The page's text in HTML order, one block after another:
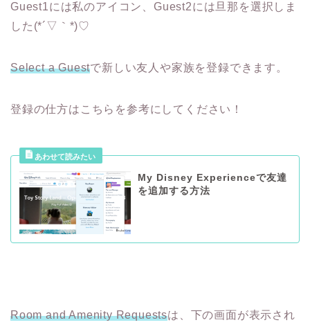
Guest1には私のアイコン、Guest2には旦那を選択しま
した(*´▽｀*)♡
Select a Guestで新しい友人や家族を登録できます。
登録の仕方はこちらを参考にしてください！
My Disney Experienceで友達
を追加する方法
Room and Amenity Requestsは、下の画面が表示され